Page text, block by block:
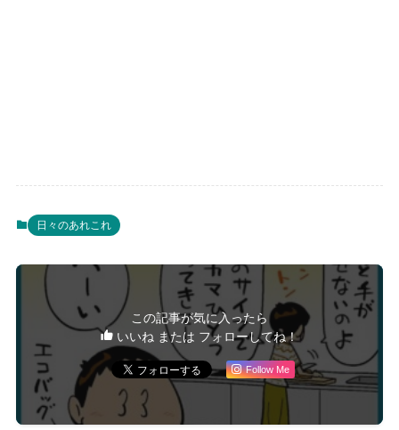
日々のあれこれ
この記事が気に入ったら
いいね または フォローしてね！
Follow Me